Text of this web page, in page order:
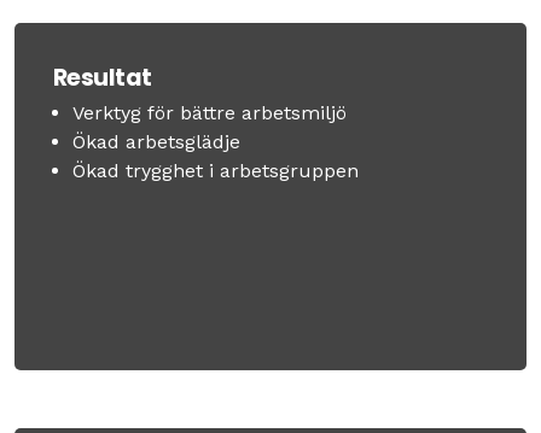
Resultat
Verktyg för bättre arbetsmiljö
Ökad arbetsglädje
Ökad trygghet i arbetsgruppen